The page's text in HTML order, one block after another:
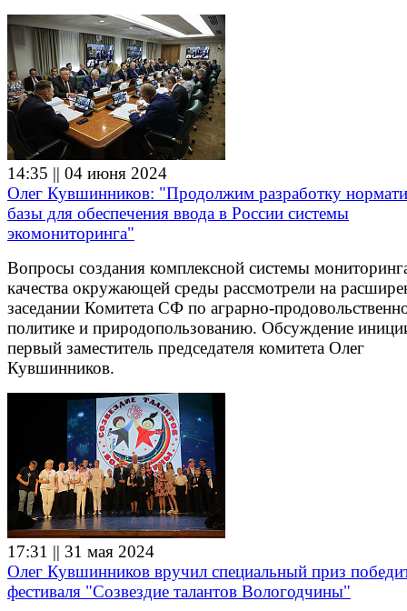
14:35 || 04 июня 2024
Олег Кувшинников: "Продолжим разработку
базы для обеспечения ввода в России системы
экомониторинга"
Вопросы создания комплексной системы
качества окружающей среды рассмотрели на
заседании Комитета СФ по аграрно-
политике и природопользованию. Обсуждение
первый заместитель председателя комитета Олег
Кувшинников.
17:31 || 31 мая 2024
Олег Кувшинников вручил специальный приз
фестиваля "Созвездие талантов Вологодчины"